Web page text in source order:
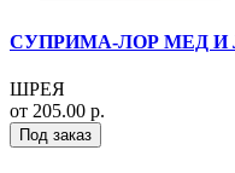
СУПРИМА-ЛОР МЕД И
ШРЕЯ
от 205.00 р.
Под заказ